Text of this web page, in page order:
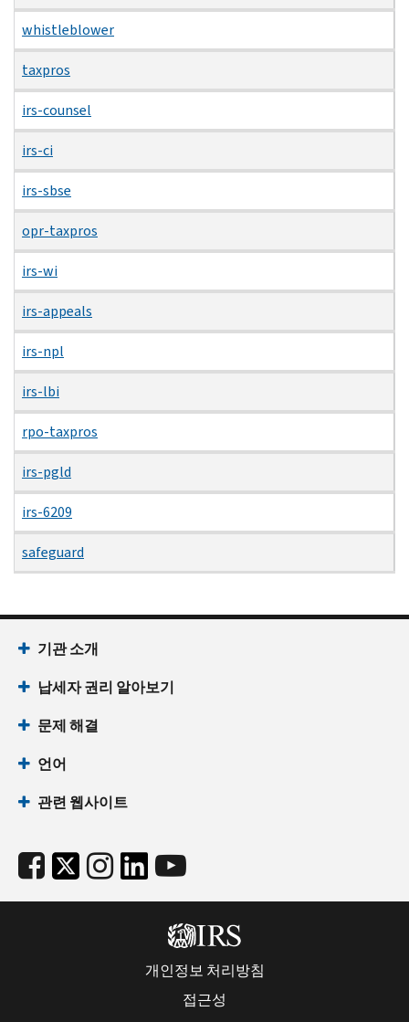
whistleblower
taxpros
irs-counsel
irs-ci
irs-sbse
opr-taxpros
irs-wi
irs-appeals
irs-npl
irs-lbi
rpo-taxpros
irs-pgld
irs-6209
safeguard
기관 소개
납세자 권리 알아보기
문제 해결
언어
관련 웹사이트
개인정보 처리방침
접근성